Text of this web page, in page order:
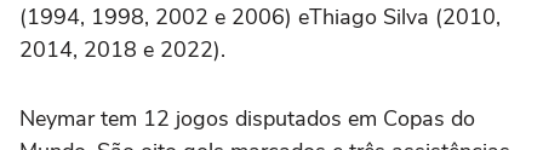
(1994, 1998, 2002 e 2006) eThiago Silva (2010,
2014, 2018 e 2022).
Neymar tem 12 jogos disputados em Copas do